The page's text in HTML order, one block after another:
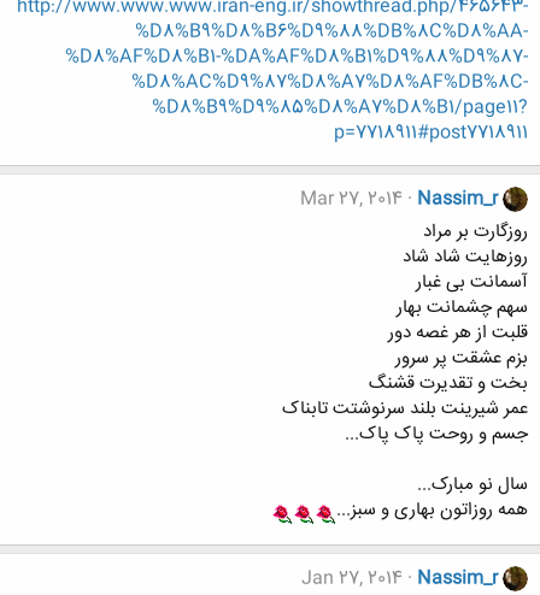
http://www.www.www.iran-eng.ir/showthread.php/465643-
%D8%B9%D8%B6%D9%88%DB%8C%D8%AA-
%D8%AF%D8%B1-%DA%AF%D8%B1%D9%88%D9%87-
%D8%AC%D9%87%D8%A7%D8%AF%DB%8C-
%D8%B9%D9%85%D8%A7%D8%B1/page11?
p=7718911#post7718911
Nassim_r
Mar 27, 2014
روزگارت بر مراد
روزهایت شاد شاد
آسمانت بی غبار
سهم چشمانت بهار
قلبت از هر غصه دور
بزم عشقت پر سرور
بخت و تقدیرت قشنگ
عمر شیرینت بلند سرنوشتت تابناک
جسم و روحت پاک پاک...
سال نو مبارک...
همه روزاتون بهاری و سبز...
Nassim_r
Jan 27, 2014